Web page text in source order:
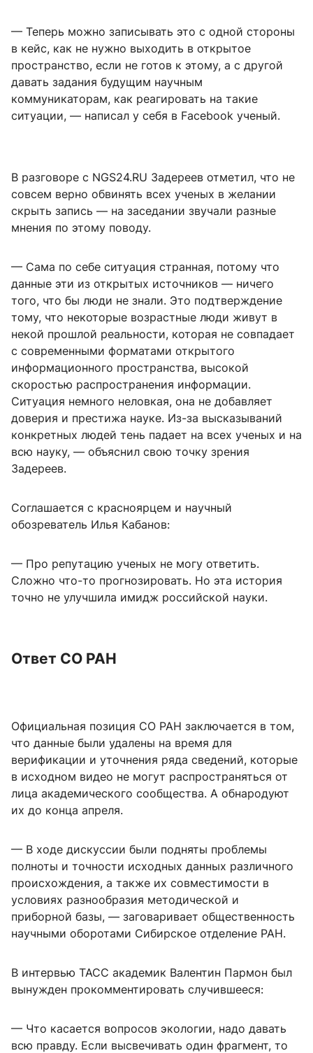
— Теперь можно записывать это с одной стороны
в кейс, как не нужно выходить в открытое
пространство, если не готов к этому, а с другой
давать задания будущим научным
коммуникаторам, как реагировать на такие
ситуации, — написал у себя в Facebook ученый.
В разговоре с NGS24.RU Задереев отметил, что не
совсем верно обвинять всех ученых в желании
скрыть запись — на заседании звучали разные
мнения по этому поводу.
— Сама по себе ситуация странная, потому что
данные эти из открытых источников — ничего
того, что бы люди не знали. Это подтверждение
тому, что некоторые возрастные люди живут в
некой прошлой реальности, которая не совпадает
с современными форматами открытого
информационного пространства, высокой
скоростью распространения информации.
Ситуация немного неловкая, она не добавляет
доверия и престижа науке. Из-за высказываний
конкретных людей тень падает на всех ученых и на
всю науку, — объяснил свою точку зрения
Задереев.
Соглашается с красноярцем и научный
обозреватель Илья Кабанов:
— Про репутацию ученых не могу ответить.
Сложно что-то прогнозировать. Но эта история
точно не улучшила имидж российской науки.
Ответ СО РАН
Официальная позиция СО РАН заключается в том,
что данные были удалены на время для
верификации и уточнения ряда сведений, которые
в исходном видео не могут распространяться от
лица академического сообщества. А обнародуют
их до конца апреля.
— В ходе дискуссии были подняты проблемы
полноты и точности исходных данных различного
происхождения, а также их совместимости в
условиях разнообразия методической и
приборной базы, — заговаривает общественность
научными оборотами Сибирское отделение РАН.
В интервью ТАСС академик Валентин Пармон был
вынужден прокомментировать случившееся:
— Что касается вопросов экологии, надо давать
всю правду. Если высвечивать один фрагмент, то